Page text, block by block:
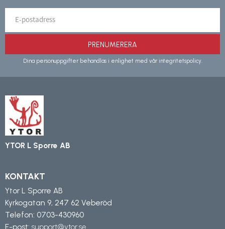
PRENUMERERA
Dina personuppgifter behandlas i enlighet med vår integritetspolicy.
YTOR L Sporre AB
KONTAKT
Ytor L Sporre AB
Kyrkogatan 9, 247 62 Veberöd
Telefon: 0703-430960
E-post: support@ytor.se